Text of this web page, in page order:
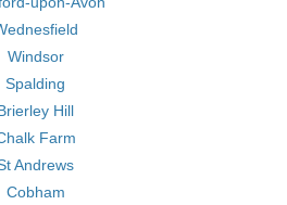
Windsor
Spalding
Hill
Farm
Andrews
Cobham